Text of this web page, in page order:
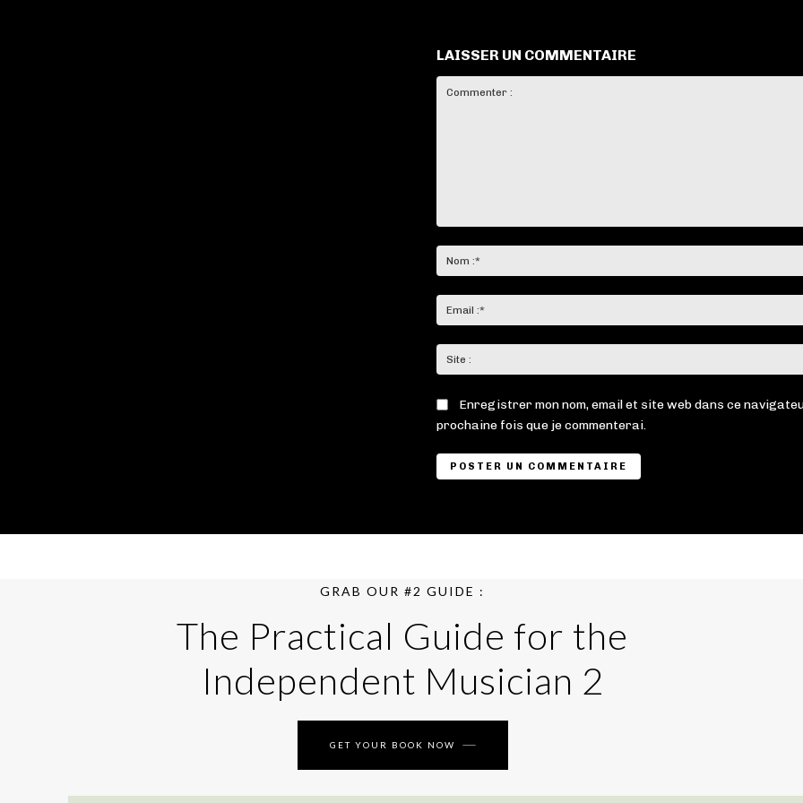
LAISSER UN COMMENTAIRE
Enregistrer mon nom, email et site web dans ce
prochaine fois que je commenterai.
GRAB OUR #2 GUIDE :
The Practical Guide for the
Independent Musician 2
GET YOUR BOOK NOW